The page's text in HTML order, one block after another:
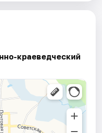
краеведческий